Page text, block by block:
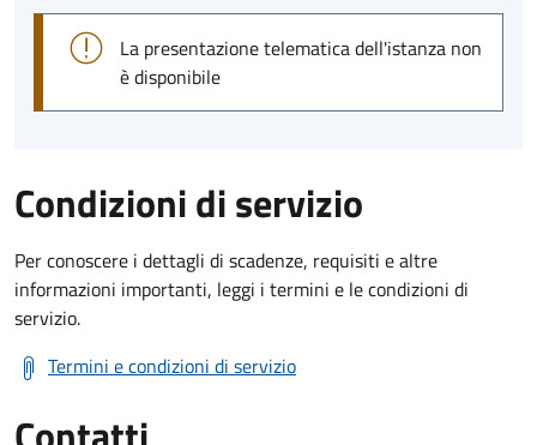
La presentazione telematica dell'istanza non
è disponibile
Condizioni di servizio
Per conoscere i dettagli di scadenze, requisiti e altre
informazioni importanti, leggi i termini e le condizioni di
servizio.
Termini e condizioni di servizio